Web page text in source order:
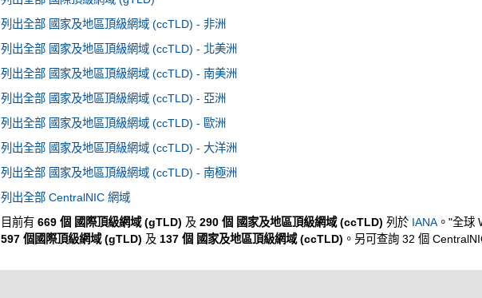
列出全部 國家及地區頂級網域 (ccTLD) - 非洲
列出全部 國家及地區頂級網域 (ccTLD) - 北美洲
列出全部 國家及地區頂級網域 (ccTLD) - 南美洲
列出全部 國家及地區頂級網域 (ccTLD) - 亞洲
列出全部 國家及地區頂級網域 (ccTLD) - 歐洲
列出全部 國家及地區頂級網域 (ccTLD) - 大洋洲
列出全部 國家及地區頂級網域 (ccTLD) - 南極洲
列出全部 CentralNIC 網域
目前有 669 個 國際頂級網域 (gTLD) 及 290 個 國家及地區頂級網域 (ccTLD) 列於 IANA 。"全球
597 個國際頂級網域 (gTLD) 及 137 個 國家及地區頂級網域 (ccTLD) 。另可查詢 32 個